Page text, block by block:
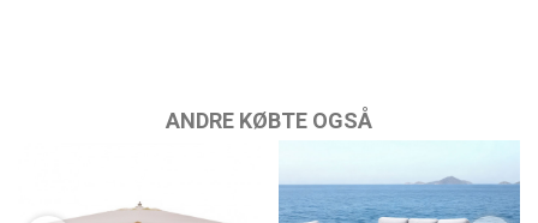
ANDRE KØBTE OGSÅ